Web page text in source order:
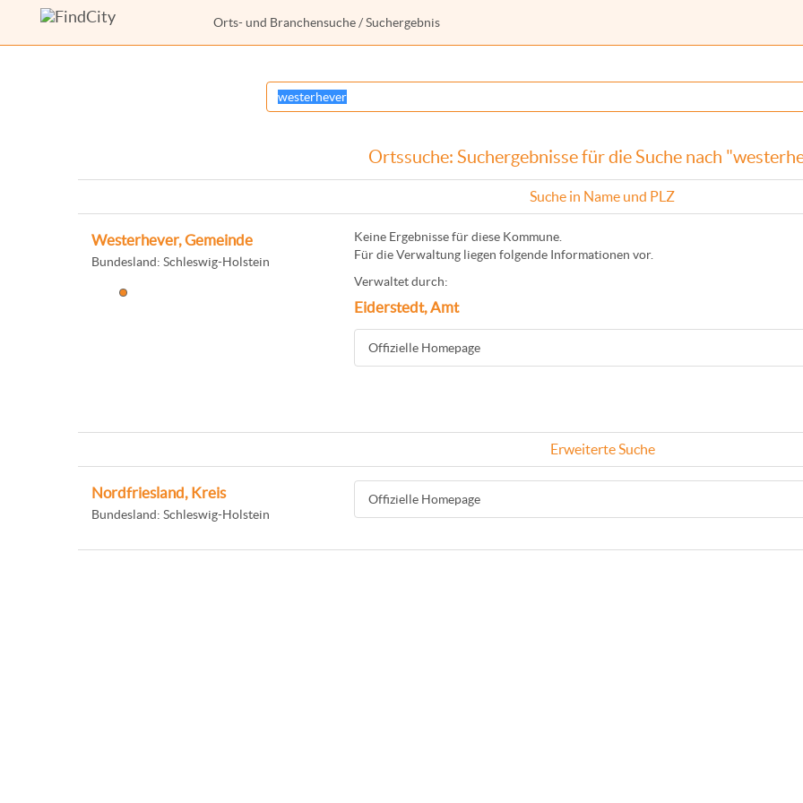
Orts- und Branchensuche / Suchergebnis
Ortssuche: Suchergebnisse für die Suche nach
Suche in Name und PLZ
Westerhever, Gemeinde
Bundesland: Schleswig-Holstein
Keine Ergebnisse für diese Kommune.
Für die Verwaltung liegen folgende Informationen vor.
Verwaltet durch:
Eiderstedt, Amt
Offizielle Homepage
Erweiterte Suche
Nordfriesland, Kreis
Bundesland: Schleswig-Holstein
Offizielle Homepage